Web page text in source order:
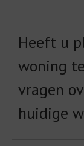
Heeft u
woning
vragen
huidige